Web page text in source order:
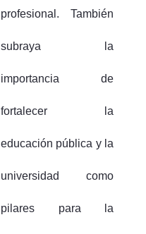
profesional. También
subraya la
importancia de
fortalecer la
educación pública y la
universidad como
pilares para la